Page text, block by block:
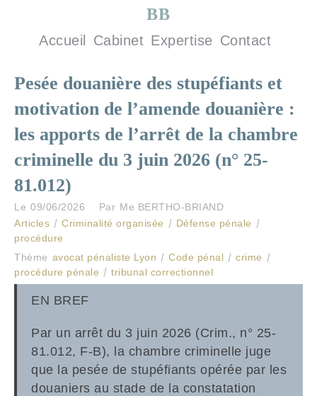
BB
Accueil Cabinet Expertise Contact
Pesée douanière des stupéfiants et
motivation de l’amende douanière :
les apports de l’arrêt de la chambre
criminelle du 3 juin 2026 (n° 25-
81.012)
Le 09/06/2026 Par Me BERTHO-BRIAND
Articles
Criminalité organisée
Défense pénale
procédure
Thème avocat pénaliste Lyon Code pénal
crime
procédure pénale
tribunal correctionnel
EN BREF
Par un arrêt du 3 juin 2026 (Crim., n° 25-
81.012, F-B), la chambre criminelle juge
que la pesée de stupéfiants opérée par les
douaniers au stade de la constatation